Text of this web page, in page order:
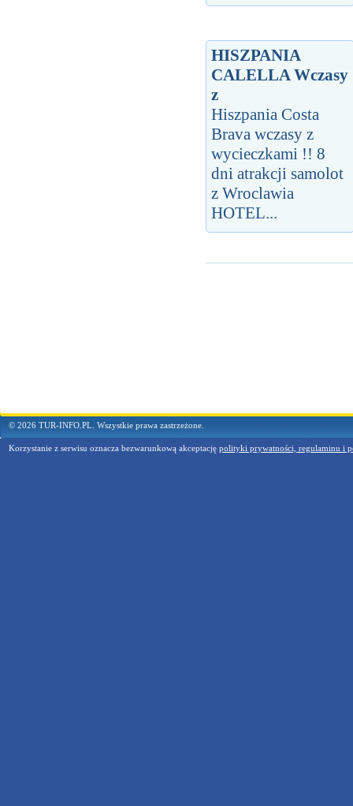
HISZPANIA
CALELLA Wczasy
z
Hiszpania Costa
Brava wczasy z
wycieczkami !! 8
dni atrakcji samolot
z Wroclawia
HOTEL...
© 2026 TUR-INFO.PL. Wszystkie prawa zastrzeżone.
Korzystanie z serwisu oznacza bezwarunkową akceptację polityki prywatności, regulaminu i